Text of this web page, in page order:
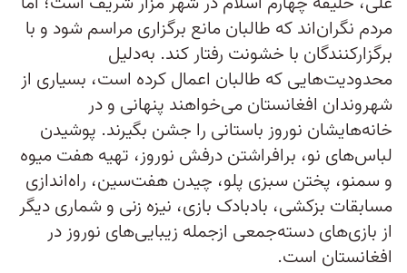
مردم نگران‌اند که طالبان مانع برگزاری مراسم شود و با
برگزارکنندگان با خشونت رفتار کند. به‌دلیل
محدودیت‌هایی که طالبان اعمال کرده است، بسیاری از
شهروندان افغانستان می‌خواهند پنهانی و در
خانه‌هایشان نوروز باستانی را جشن بگیرند. پوشیدن
لباس‌های نو، برافراشتن درفش نوروز، تهیه هفت میوه
و سمنو، پختن سبزی پلو، چیدن هفت‌سین، راه‌اندازی
مسابقات بزکشی، بادبادک بازی، نیزه زنی و شماری دیگر
از بازی‌های دسته‌جمعی ازجمله زیبایی‌های نوروز در
افغانستان است.